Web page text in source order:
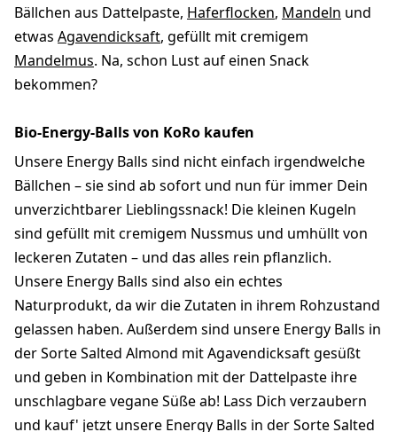
Bällchen aus Dattelpaste, Haferflocken, Mandeln und
etwas Agavendicksaft, gefüllt mit cremigem
Mandelmus. Na, schon Lust auf einen Snack
bekommen?
Bio-Energy-Balls von KoRo kaufen
Unsere Energy Balls sind nicht einfach irgendwelche
Bällchen – sie sind ab sofort und nun für immer Dein
unverzichtbarer Lieblingssnack! Die kleinen Kugeln
sind gefüllt mit cremigem Nussmus und umhüllt von
leckeren Zutaten – und das alles rein pflanzlich.
Unsere Energy Balls sind also ein echtes
Naturprodukt, da wir die Zutaten in ihrem Rohzustand
gelassen haben. Außerdem sind unsere Energy Balls in
der Sorte Salted Almond mit Agavendicksaft gesüßt
und geben in Kombination mit der Dattelpaste ihre
unschlagbare vegane Süße ab! Lass Dich verzaubern
und kauf' jetzt unsere Energy Balls in der Sorte Salted